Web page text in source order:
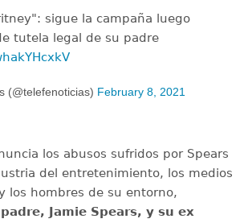
sigue la campaña luego
tutela legal de su padre
(@telefenoticias) February 8, 2021
los abusos sufridos por Spears
del entretenimiento, los medios
los hombres de su entorno,
Jamie Spears, y su ex